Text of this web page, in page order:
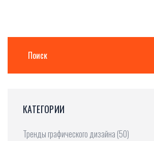
КАТЕГОРИИ
Тренды графического дизайна (50)